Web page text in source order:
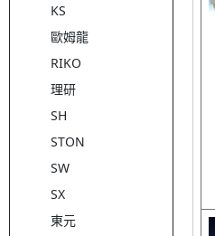
KS
歐姆龍
RIKO
理研
SH
STON
SW
SX
東元